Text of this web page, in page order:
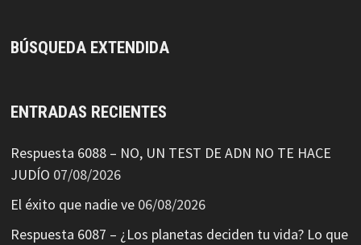
BÚSQUEDA EXTENDIDA
ENTRADAS RECIENTES
Respuesta 6088 – NO, UN TEST DE ADN NO TE HACE
JUDÍO 07/08/2026
El éxito que nadie ve 06/08/2026
Respuesta 6087 – ¿Los planetas deciden tu vida? Lo que